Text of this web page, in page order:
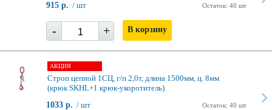
Остаток: 40 шт
915 р. / шт
- + В корзину
АКЦИЯ
Строп цепной 1СЦ, г/п 2,0т, длина 1500мм, ц. 8мм
(крюк SKHL+1 крюк-укоротитель)
Остаток: 40 шт
1033 р. / шт